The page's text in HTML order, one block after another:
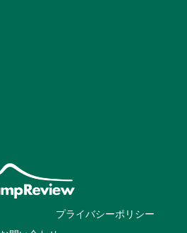
プライバシーポリシー